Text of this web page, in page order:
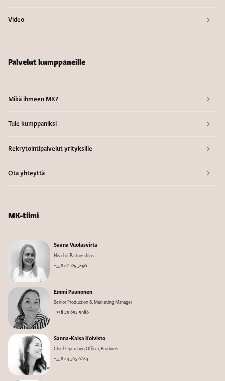
Video
Palvelut kumppaneille
Mikä ihmeen MK?
Tule kumppaniksi
Rekrytointipalvelut yrityksille
Ota yhteyttä
MK-tiimi
Saana Vuolasvirta
Head of Partnerships
+358 40 129 3890
Emmi Paunonen
Senior Production & Marketing Manager
+358 45 652 5986
Sanna-Kaisa Koivisto
Chief Operating Officer, Producer
+358 44 365 6084